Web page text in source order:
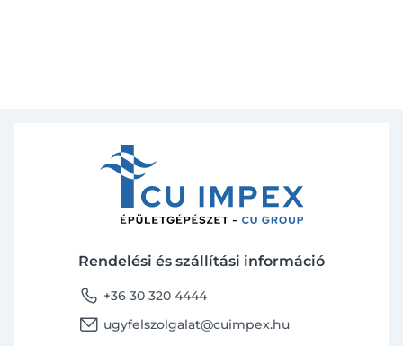
Rendelési és szállítási információ
phone +36 30 320 4444
email ugyfelszolgalat@cuimpex.hu